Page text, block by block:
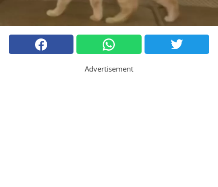
Advertisement